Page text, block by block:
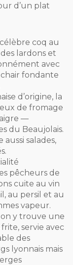
d’un plat
coq au
lardons et
avec
fondante
d’origine, la
de fromage
—
du Beaujolais.
salades,
pêcheurs de
cuite au vin
au persil et au
vapeur.
y trouve une
servie avec
des
lyonnais mais